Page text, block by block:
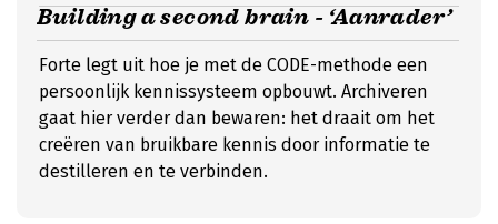
Building a second brain - ‘Aanrader’
Forte legt uit hoe je met de CODE-methode een
persoonlijk kennissysteem opbouwt. Archiveren
gaat hier verder dan bewaren: het draait om het
creëren van bruikbare kennis door informatie te
destilleren en te verbinden.